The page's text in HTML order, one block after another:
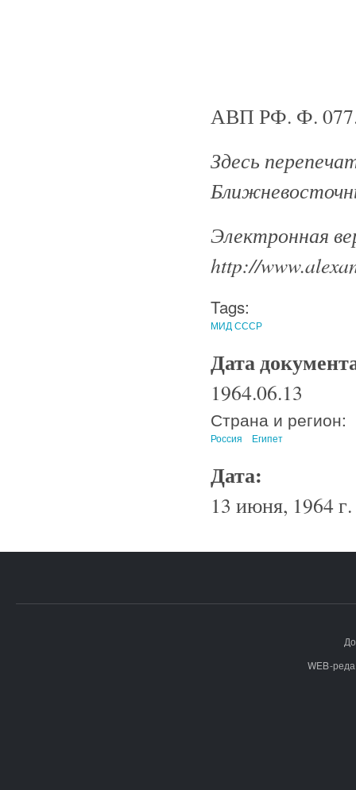
АВП РФ. Ф. 077.
Здесь
Электронная
http://
Tags:
МИД СССР
Дата
1964.06.13
Страна и регион:
Россия Египет
Дата:
13 июня, 1964 г.
WEB-